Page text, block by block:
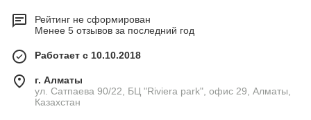
Рейтинг не сформирован
Менее 5 отзывов за последний год
Работает с 10.10.2018
г. Алматы
ул. Сатпаева 90/22, БЦ "Riviera park", офис 29, Алматы,
Казахстан